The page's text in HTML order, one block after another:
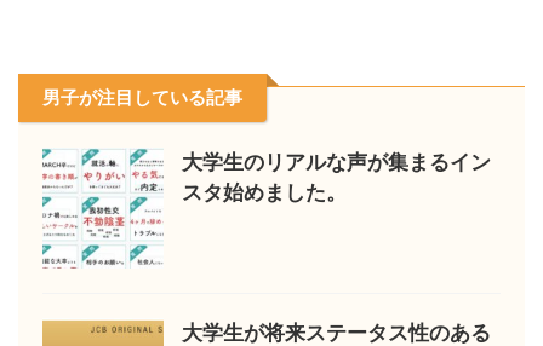
男子が注目している記事
大学生のリアルな声が集まるイン
スタ始めました。
大学生が将来ステータス性のある